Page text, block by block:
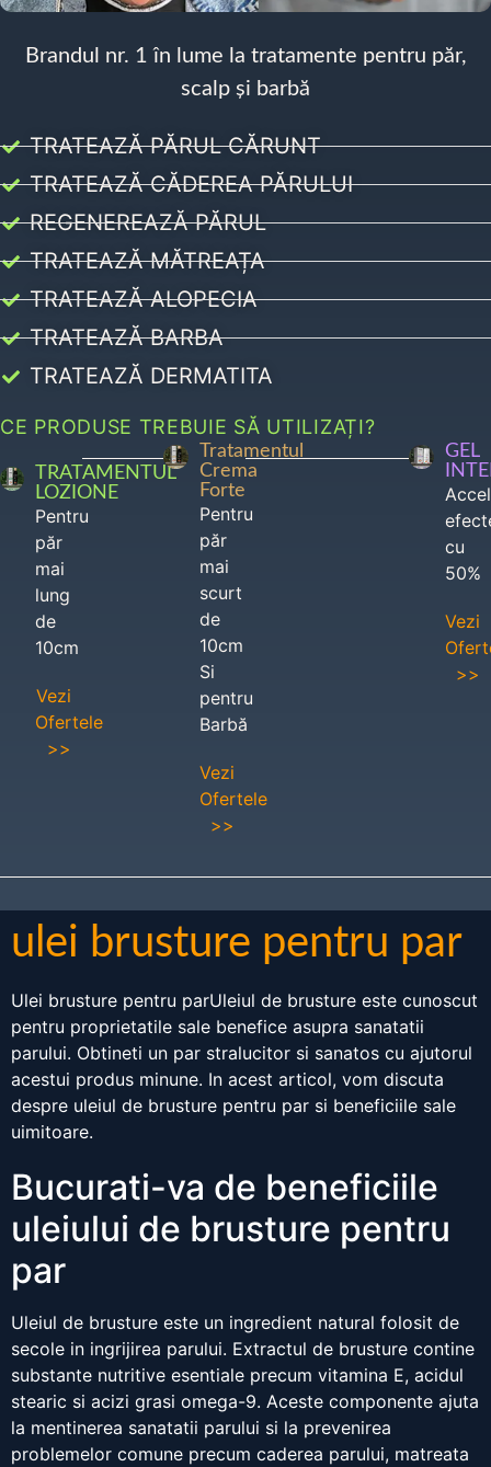
Brandul nr. 1 în lume la tratamente pentru păr,
scalp și barbă
TRATEAZĂ PĂRUL CĂRUNT
TRATEAZĂ CĂDEREA PĂRULUI
REGENEREAZĂ PĂRUL
TRATEAZĂ MĂTREAȚA
TRATEAZĂ ALOPECIA
TRATEAZĂ BARBA
TRATEAZĂ DERMATITA
CE PRODUSE TREBUIE SĂ UTILIZAȚI?
TRATAMENTUL
LOZIONE
Pentru
păr
mai
lung
de
10cm
Vezi
Ofertele
>>
Tratamentul
Crema
Forte
Pentru
păr
mai
scurt
de
10cm
Si
pentru
Barbă
Vezi
Ofertele
>>
GEL
cu
50%
Vezi
>>
ulei brusture pentru par
Ulei brusture pentru parUleiul de brusture este cunoscut
pentru proprietatile sale benefice asupra sanatatii
parului. Obtineti un par stralucitor si sanatos cu ajutorul
acestui produs minune. In acest articol, vom discuta
despre uleiul de brusture pentru par si beneficiile sale
uimitoare.
Bucurati-va de beneficiile
uleiului de brusture pentru
par
Uleiul de brusture este un ingredient natural folosit de
secole in ingrijirea parului. Extractul de brusture contine
substante nutritive esentiale precum vitamina E, acidul
stearic si acizi grasi omega-9. Aceste componente ajuta
la mentinerea sanatatii parului si la prevenirea
problemelor comune precum caderea parului, matreata